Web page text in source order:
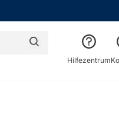
Suche
Hilfezentrum